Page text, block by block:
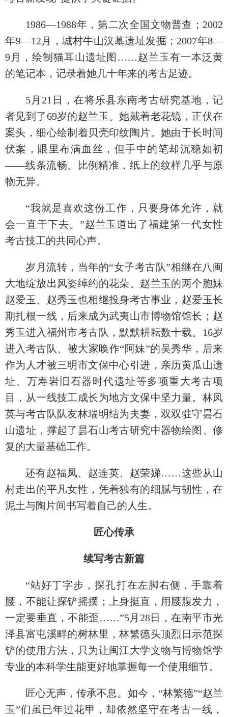
1986—1988年，第二次全国文物普查；2002
年9—12月，城村牛山汉墓遗址发掘；2007年8—
9月，绘制猫耳山遗址图……赵兰玉有一本泛黄
的笔记本，记录着她几十年来的考古足迹。
5月21日，在将乐县东南考古研究基地，记
者见到了69岁的赵兰玉。她戴着老花镜，正伏在
案头，细心绘制着贝壳印纹陶片。她由于长时间
伏案，眼里布满血丝，但手中的笔却沉稳如初
——线条流畅、比例精准，纸上的纹样几乎与原
物无异。
“我就是喜欢这份工作，只要身体允许，就
会一直干下去。”赵兰玉道出了福建第一代女性
考古技工的共同心声。
岁月流转，当年的“女子考古队”相继在八闽
大地绽放出风姿绰约的花朵。赵兰玉的两个胞妹
赵爱玉、赵秀玉也相继投身考古事业，赵爱玉长
期扎根一线，后来成为武夷山市博物馆馆长；赵
秀玉进入福州市考古队，默默耕耘数十载。16岁
进入考古队、被大家唤作“阿妹”的吴秀华，后来
作为人才被三明市文保中心引进，亲历黄瓜山遗
址、万寿岩旧石器时代遗址等多项重大考古项
目，从一线技工成长为地方文保中坚力量。林凤
英与考古队队友林瑞明结为夫妻，双双驻守昙石
山遗址，撑起了昙石山考古研究中器物绘图、修
复的大量基础工作。
还有赵福凤、赵连英、赵荣娣……这些从山
村走出的平凡女性，凭着独有的细腻与韧性，在
泥土与陶片间书写着自己的人生。
匠心传承
续写考古新篇
“站好丁字步，探孔打在左脚右侧，手靠着
腰，不能让探铲摇摆；上身挺直，用腰腹发力，
一定要垂直，不能歪……”5月28日，在南平市光
泽县富屯溪畔的树林里，林繁德头顶烈日示范探
铲的使用方法，只为让闽江大学文物与博物馆学
专业的本科学生能更好地掌握每一个使用细节。
匠心无声，传承不息。如今，“林繁德”“赵兰
玉”们虽已年过花甲，却依然坚守在考古一线，